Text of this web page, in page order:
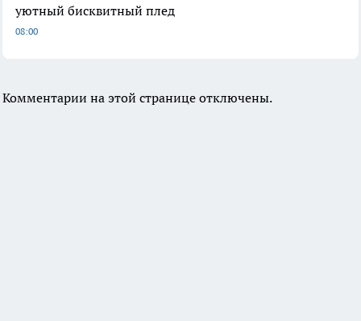
уютный бисквитный плед
08:00
Комментарии на этой странице отключены.